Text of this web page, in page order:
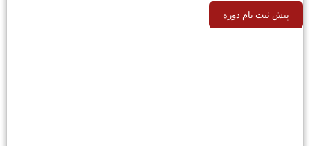
پیش ثبت نام دوره